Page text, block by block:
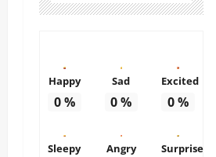
Happy
0%
Sad
0%
Excited
0%
Sleepy Angry Surprise